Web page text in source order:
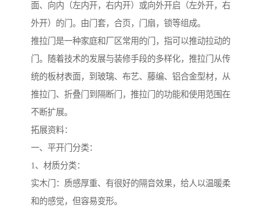
面、向内（左内开，右内开）或向外开启（左外开，右
外开）的门。由门套，合页，门扇，锁等组成。
推拉门是一种家庭和厂区常用的门，指可以推动拉动的
门。随着技术的发展与装修手段的多样化，推拉门从传
统的板材表面，到玻璃、布艺、藤编、铝合金型材，从
推拉门、折叠门到隔断门，推拉门的功能和使用范围在
不断扩展。
拓展资料：
一、平开门分类：
1、材质分类：
实木门：质感厚重、有很好的隔音效果，给人以温暖柔
和的感觉，但容易变形。